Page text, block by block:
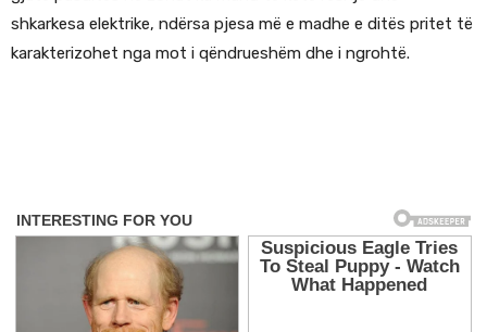
shkarkesa elektrike, ndërsa pjesa më e madhe e ditës pritet të
karakterizohet nga mot i qëndrueshëm dhe i ngrohtë.